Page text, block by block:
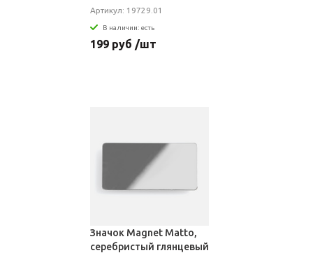
Артикул: 19729.01
В наличии: есть
199 руб /шт
Значок Magnet Matto,
серебристый глянцевый